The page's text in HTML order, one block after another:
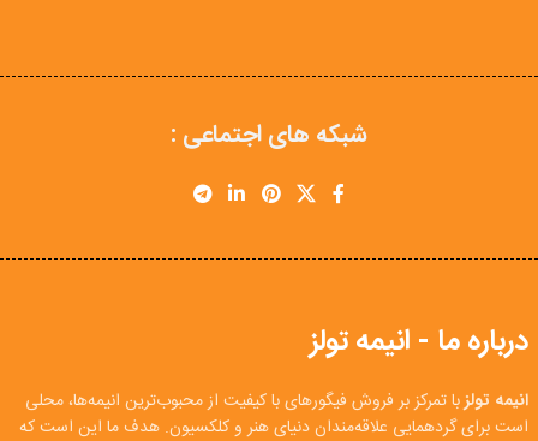
شبکه های اجتماعی :
درباره ما - انیمه تولز
انیمه تولزبا تمرکز بر فروش فیگورهای با کیفیت از محبوب‌ترین انیمه‌ها، محلی
است برای گردهمایی علاقه‌مندان دنیای هنر و کلکسیون. هدف ما این است که